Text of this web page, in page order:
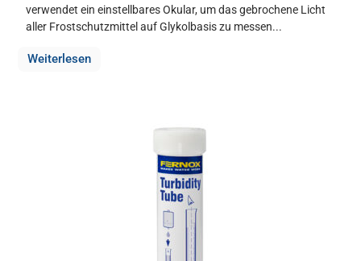
verwendet ein einstellbares Okular, um das gebrochene Licht
aller Frostschutzmittel auf Glykolbasis zu messen...
Weiterlesen